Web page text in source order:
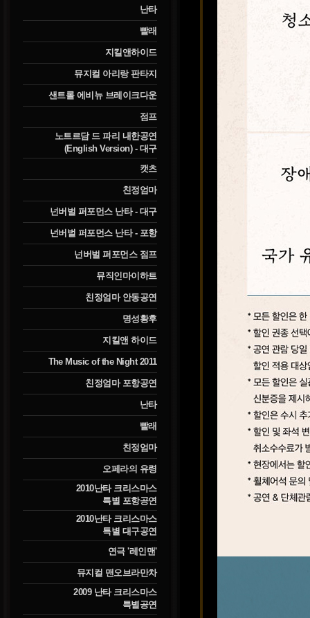
난타
빨래
지킬앤하이드
뮤지컬 아리랑 판타지
샌트롤 에비뉴 브레이크다운
점프
노트르담 드 파리 내한공연
(English Version) - 대구
캣츠
친정엄마
넌버벌 퍼포먼스 난타 - 대구
넌버벌 퍼포먼스 난타 - 포항
넌버벌 퍼포먼스 점프
뮤직인마이하트
친정엄마 안동공연
명성황후
지킬앤 하이드
The Music of the Night 2011
친정엄마 포항공연
난타
빨래
친정엄마
오페라의 유령
2010난타 크리스마스
특별 포항공연
2010난타 크리스마스
특별 대구공연
연극 '레인맨'
뮤지컬 맨오브라만차
2009 난타 크리스마스
특별공연